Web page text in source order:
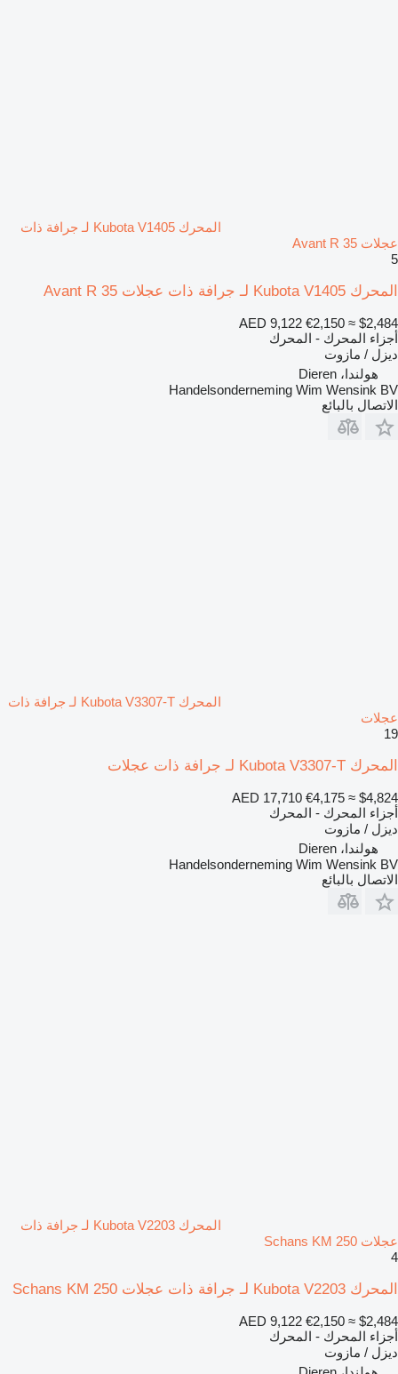
المحرك Kubota V1405 لـ جرافة ذات
عجلات Avant R 35
5
المحرك Kubota V1405 لـ جرافة ذات عجلات Avant R 35
AED 9,122 €2,150 ≈ $2,484
أجزاء المحرك - المحرك
ديزل / مازوت
هولندا، Dieren
Handelsonderneming Wim Wensink BV
الاتصال بالبائع
المحرك Kubota V3307-T لـ جرافة ذات
عجلات
19
المحرك Kubota V3307-T لـ جرافة ذات عجلات
AED 17,710 €4,175 ≈ $4,824
أجزاء المحرك - المحرك
ديزل / مازوت
هولندا، Dieren
Handelsonderneming Wim Wensink BV
الاتصال بالبائع
المحرك Kubota V2203 لـ جرافة ذات
عجلات Schans KM 250
4
المحرك Kubota V2203 لـ جرافة ذات عجلات Schans KM 250
AED 9,122 €2,150 ≈ $2,484
أجزاء المحرك - المحرك
ديزل / مازوت